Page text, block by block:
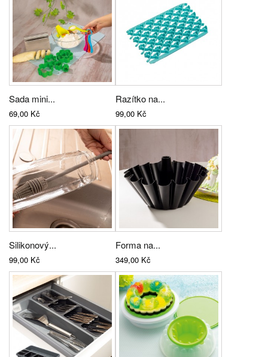
Sada mini...
69,00 Kč
Razítko na...
99,00 Kč
Silikonový...
99,00 Kč
Forma na...
349,00 Kč